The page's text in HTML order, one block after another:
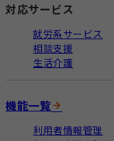
対応サービス
就労系サービス
相談支援
生活介護
機能一覧
利用者情報管理